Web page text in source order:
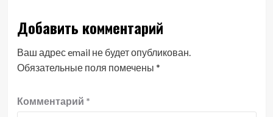
Добавить комментарий
Ваш адрес email не будет опубликован.
Обязательные поля помечены *
Комментарий *